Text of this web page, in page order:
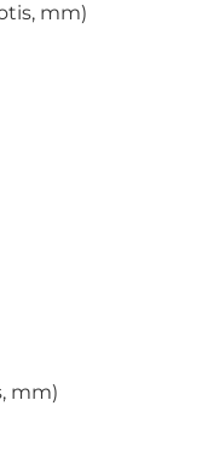
mm)
mm)